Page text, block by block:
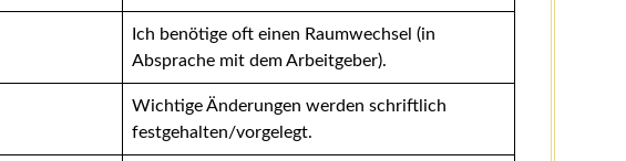
Ich benötige oft einen Raumwechsel (in
Absprache mit dem Arbeitgeber).
Wichtige Änderungen werden schriftlich
festgehalten/vorgelegt.